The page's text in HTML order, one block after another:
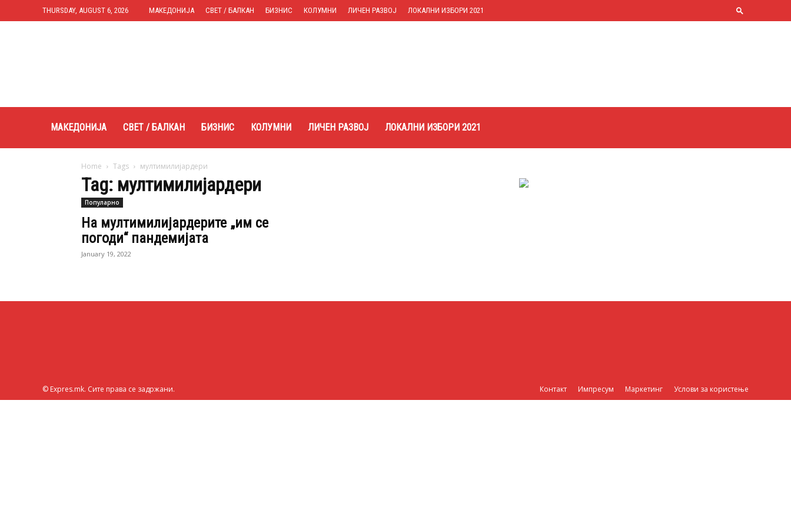
THURSDAY, AUGUST 6, 2026 МАКЕДОНИЈА СВЕТ / БАЛКАН БИЗНИС КОЛУМНИ ЛИЧЕН РАЗВОЈ ЛОКАЛНИ ИЗБОРИ 2021
МАКЕДОНИЈА СВЕТ / БАЛКАН БИЗНИС КОЛУМНИ ЛИЧЕН РАЗВОЈ ЛОКАЛНИ ИЗБОРИ 2021
Home Tags мултимилијардери
Tag: мултимилијардери
Популарно
На мултимилијардерите „им се
погоди“ пандемијата
January 19, 2022
Контакт Импресум Маркетинг Услови за користење
© Expres.mk. Сите права се задржани.